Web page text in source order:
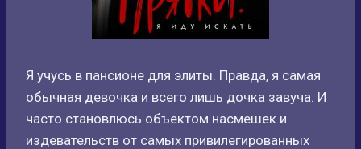
Я учусь в пансионе для элиты. Правда, я самая
обычная девочка и всего лишь дочка завуча. И
часто становлюсь объектом насмешек и
издевательств от самых привилегированных